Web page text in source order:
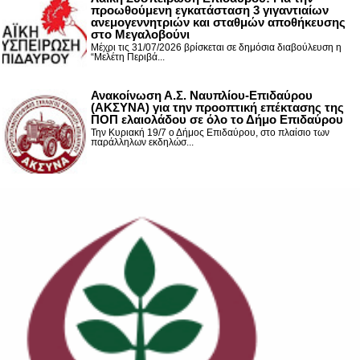
προωθούμενη εγκατάσταση 3 γιγαντιαίων
ανεμογεννητριών και σταθμών αποθήκευσης
στο Μεγαλοβούνι
Μέχρι τις 31/07/2026 βρίσκεται σε δημόσια διαβούλευση η
“Μελέτη Περιβά...
Ανακοίνωση Α.Σ. Ναυπλίου-Επιδαύρου
(ΑΚΣΥΝΑ) για την προοπτική επέκτασης της
ΠΟΠ ελαιολάδου σε όλο το Δήμο Επιδαύρου
Την Κυριακή 19/7 ο Δήμος Επιδαύρου, στο πλαίσιο των
παράλληλων εκδηλώσ...